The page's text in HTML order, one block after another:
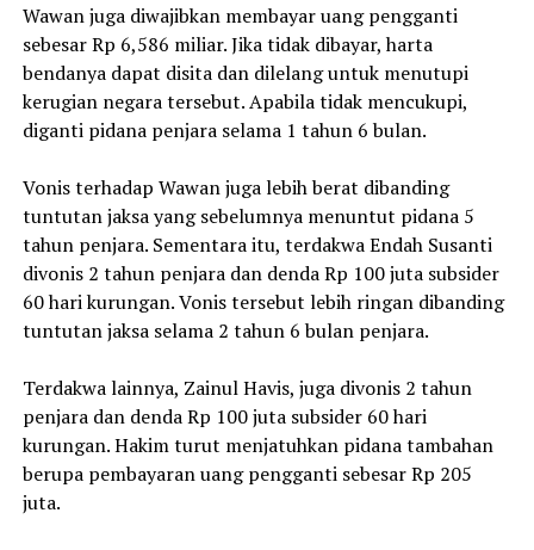
Wawan juga diwajibkan membayar uang pengganti
sebesar Rp 6,586 miliar. Jika tidak dibayar, harta
bendanya dapat disita dan dilelang untuk menutupi
kerugian negara tersebut. Apabila tidak mencukupi,
diganti pidana penjara selama 1 tahun 6 bulan.
Vonis terhadap Wawan juga lebih berat dibanding
tuntutan jaksa yang sebelumnya menuntut pidana 5
tahun penjara. Sementara itu, terdakwa Endah Susanti
divonis 2 tahun penjara dan denda Rp 100 juta subsider
60 hari kurungan. Vonis tersebut lebih ringan dibanding
tuntutan jaksa selama 2 tahun 6 bulan penjara.
Terdakwa lainnya, Zainul Havis, juga divonis 2 tahun
penjara dan denda Rp 100 juta subsider 60 hari
kurungan. Hakim turut menjatuhkan pidana tambahan
berupa pembayaran uang pengganti sebesar Rp 205
juta.